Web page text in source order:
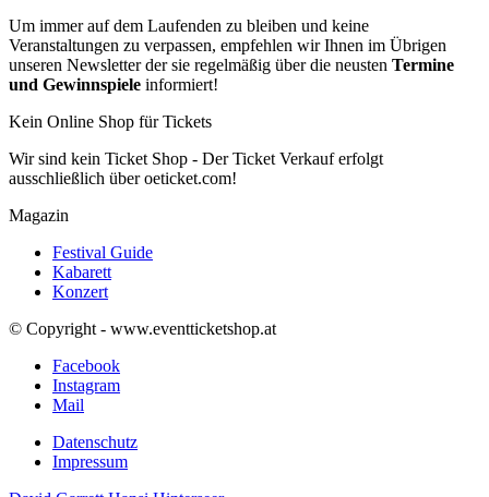
Um immer auf dem Laufenden zu bleiben und keine
Veranstaltungen zu verpassen, empfehlen wir Ihnen im Übrigen
unseren Newsletter der sie regelmäßig über die neusten Termine
und Gewinnspiele informiert!
Kein Online Shop für Tickets
Wir sind kein Ticket Shop - Der Ticket Verkauf erfolgt
ausschließlich über oeticket.com!
Magazin
Festival Guide
Kabarett
Konzert
© Copyright - www.eventticketshop.at
Facebook
Instagram
Mail
Datenschutz
Impressum